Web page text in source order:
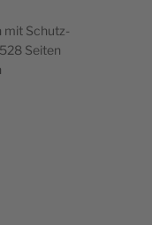
mit Schutz­
Seiten